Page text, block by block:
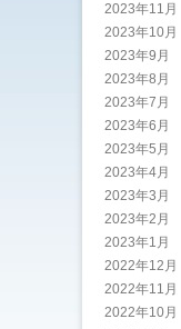
2023年11月
2023年10月
2023年9月
2023年8月
2023年7月
2023年6月
2023年5月
2023年4月
2023年3月
2023年2月
2023年1月
2022年12月
2022年11月
2022年10月